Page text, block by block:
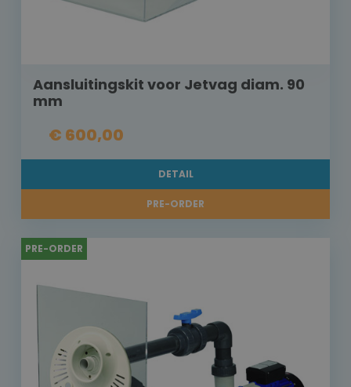
Aansluitingskit voor Jetvag diam. 90
mm
€ 600,00
DETAIL
PRE-ORDER
PRE-ORDER